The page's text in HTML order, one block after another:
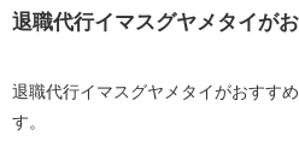
退職代行イマスグヤメタイが
退職代行イマスグヤメタイがおすす
す。